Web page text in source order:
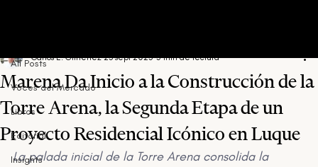
All Posts
Voces del Mercado
Libros
Editorial
Insights
Marena Da Inicio a la Construcción de la
Torre Arena, la Segunda Etapa de un
Proyecto Residencial Icónico en Luque
Carlos E. Gimenez 23 sept 2025 5 min de lectura
La palada inicial de la Torre Arena consolida la